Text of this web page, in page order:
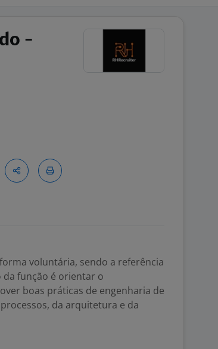
-
voluntária, sendo a referência
função é orientar o
boas práticas de engenharia de
da arquitetura e da